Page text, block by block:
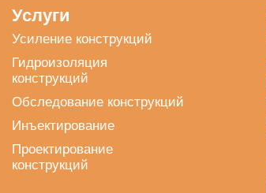
Услуги
Усиление конструкций
Гидроизоляция
конструкций
Обследование конструкций
Инъектирование
Проектирование
конструкций